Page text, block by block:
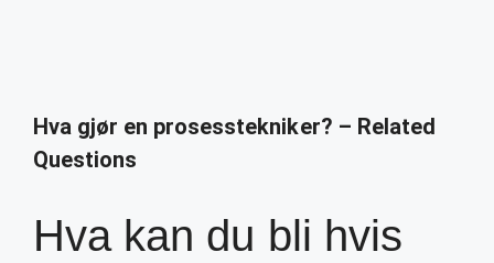
Hva gjør en prosesstekniker? – Related
Questions
Hva kan du bli hvis